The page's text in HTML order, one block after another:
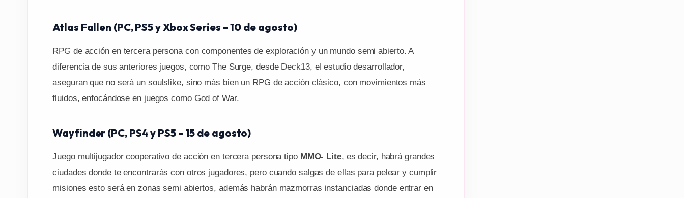
Atlas Fallen (PC, PS5 y Xbox Series – 10 de agosto)
RPG de acción en tercera persona con componentes de exploración y un mundo semi abierto. A
diferencia de sus anteriores juegos, como The Surge, desde Deck13, el estudio desarrollador,
aseguran que no será un soulslike, sino más bien un RPG de acción clásico, con movimientos más
fluidos, enfocándose en juegos como God of War.
Wayfinder (PC, PS4 y PS5 – 15 de agosto)
Juego multijugador cooperativo de acción en tercera persona tipo MMO- Lite, es decir, habrá grandes
ciudades donde te encontrarás con otros jugadores, pero cuando salgas de ellas para pelear y cumplir
misiones esto será en zonas semi abiertos, además habrán mazmorras instanciadas donde entrar en